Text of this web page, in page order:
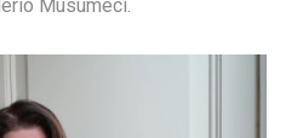
Musumeci.